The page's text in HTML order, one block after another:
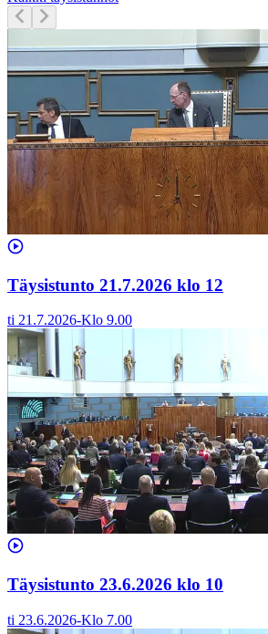
Täysistunto 21.7.2026 klo 12
ti 21.7.2026-Klo 9.00
Täysistunto 23.6.2026 klo 10
ti 23.6.2026-Klo 7.00